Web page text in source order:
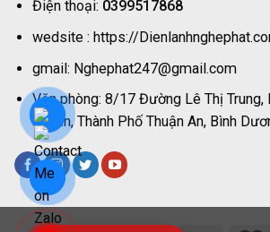
Điện thoại: 0399517868
wedsite : https://
gmail: Nghephat247@gmail.com
Văn phòng: 8/17 Đường Lê Thị Trung,
Chuẩn, Thành Phố Thuận An, Bình